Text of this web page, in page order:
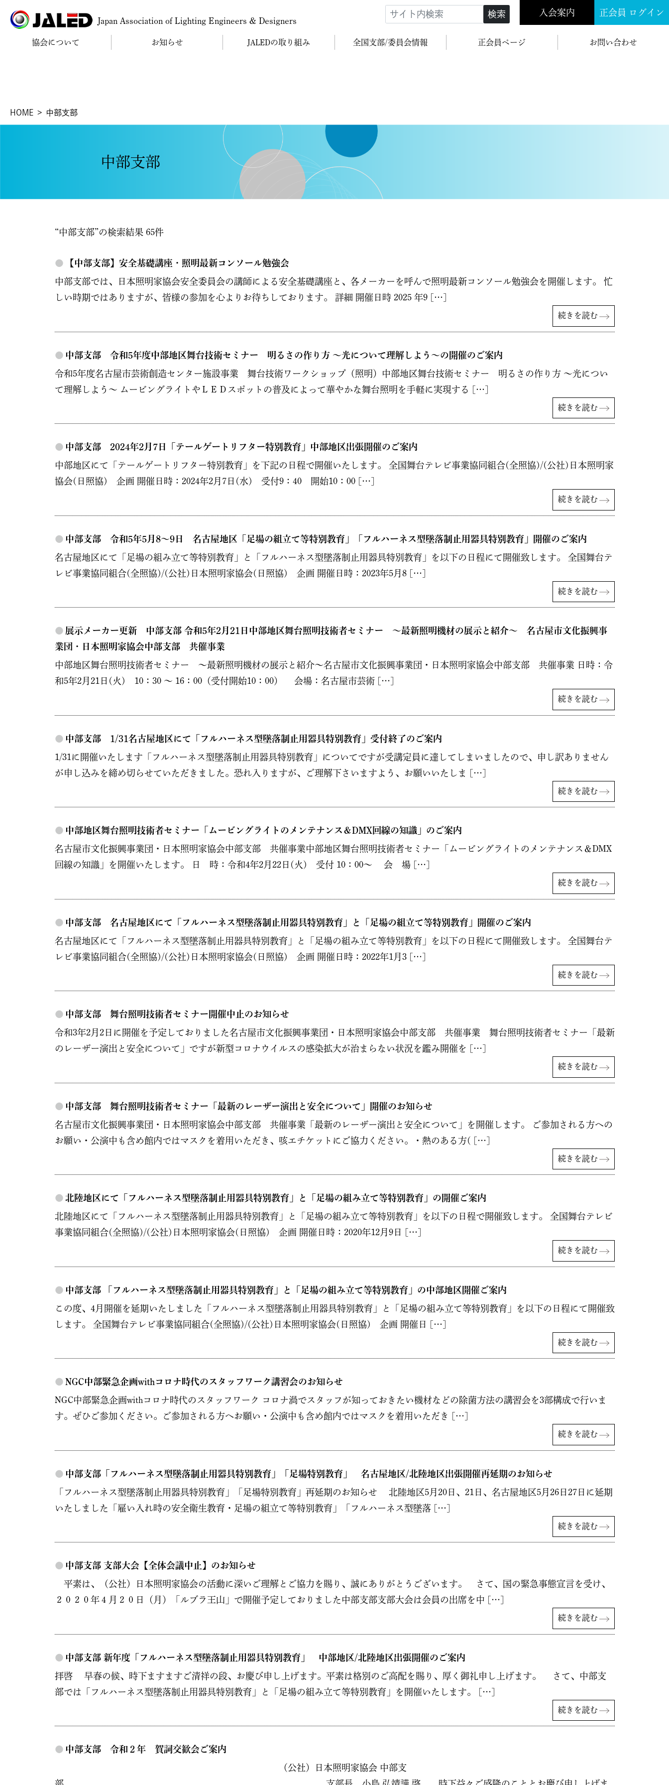
Japan Association of Lighting Engineers & Designers
検索 入会案内 正会員 ログイン
協会について お知らせ JALEDの取り組み 全国支部/委員会情報 正会員ページ お問い合わせ
HOME 中部支部
中部支部
“中部支部”の検索結果 65件
● 【中部支部】安全基礎講座・照明最新コンソール勉強会
中部支部では、日本照明家協会安全委員会の講師による安全基礎講座と、各メーカーを呼んで照明最新コンソール勉強会を開催します。 忙
しい時期ではありますが、皆様の参加を心よりお待ちしております。 詳細 開催日時 2025 年9 […]
続きを読む
● 中部支部 令和5年度中部地区舞台技術セミナー 明るさの作り方 ～光について理解しよう～の開催のご案内
令和5年度名古屋市芸術創造センター施設事業 舞台技術ワークショップ（照明）中部地区舞台技術セミナー 明るさの作り方 ～光につい
て理解しよう～ ムービングライトやＬＥＤスポットの普及によって華やかな舞台照明を手軽に実現する […]
続きを読む
● 中部支部 2024年2月7日「テールゲートリフター特別教育」中部地区出張開催のご案内
中部地区にて「テールゲートリフター特別教育」を下記の日程で開催いたします。 全国舞台テレビ事業協同組合(全照協)/(公社)日本照明家
協会(日照協) 企画 開催日時：2024年2月7日(水) 受付9：40 開始10：00 […]
続きを読む
● 中部支部 令和5年5月8～9日 名古屋地区「足場の組立て等特別教育」「フルハーネス型墜落制止用器具特別教育」開催のご案内
名古屋地区にて「足場の組み立て等特別教育」と「フルハーネス型墜落制止用器具特別教育」を以下の日程にて開催致します。 全国舞台テ
レビ事業協同組合(全照協)/(公社)日本照明家協会(日照協) 企画 開催日時：2023年5月8 […]
続きを読む
● 展示メーカー更新 中部支部 令和5年2月21日中部地区舞台照明技術者セミナー ～最新照明機材の展示と紹介～ 名古屋市文化振興事
業団・日本照明家協会中部支部 共催事業
中部地区舞台照明技術者セミナー ～最新照明機材の展示と紹介～名古屋市文化振興事業団・日本照明家協会中部支部 共催事業 日時：令
和5年2月21日(火) 10：30 ～ 16：00（受付開始10：00） 会場：名古屋市芸術 […]
続きを読む
● 中部支部 1/31名古屋地区にて「フルハーネス型墜落制止用器具特別教育」受付終了のご案内
1/31に開催いたします「フルハーネス型墜落制止用器具特別教育」についてですが受講定員に達してしまいましたので、申し訳ありません
が申し込みを締め切らせていただきました。恐れ入りますが、ご理解下さいますよう、お願いいたしま […]
続きを読む
● 中部地区舞台照明技術者セミナー「ムービングライトのメンテナンス＆DMX回線の知識」のご案内
名古屋市文化振興事業団・日本照明家協会中部支部 共催事業中部地区舞台照明技術者セミナー「ムービングライトのメンテナンス＆DMX
回線の知識」を開催いたします。 日 時：令和4年2月22日(火) 受付 10：00～ 会 場 […]
続きを読む
● 中部支部 名古屋地区にて「フルハーネス型墜落制止用器具特別教育」と「足場の組立て等特別教育」開催のご案内
名古屋地区にて「フルハーネス型墜落制止用器具特別教育」と「足場の組み立て等特別教育」を以下の日程にて開催致します。 全国舞台テ
レビ事業協同組合(全照協)/(公社)日本照明家協会(日照協) 企画 開催日時：2022年1月3 […]
続きを読む
● 中部支部 舞台照明技術者セミナー開催中止のお知らせ
令和3年2月2日に開催を予定しておりました名古屋市文化振興事業団・日本照明家協会中部支部 共催事業 舞台照明技術者セミナー「最新
のレーザー演出と安全について」ですが新型コロナウイルスの感染拡大が治まらない状況を鑑み開催を […]
続きを読む
● 中部支部 舞台照明技術者セミナー「最新のレーザー演出と安全について」開催のお知らせ
名古屋市文化振興事業団・日本照明家協会中部支部 共催事業「最新のレーザー演出と安全について」を開催します。 ご参加される方への
お願い・公演中も含め館内ではマスクを着用いただき、咳エチケットにご協力ください。・熱のある方( […]
続きを読む
● 北陸地区にて「フルハーネス型墜落制止用器具特別教育」と「足場の組み立て等特別教育」の開催ご案内
北陸地区にて「フルハーネス型墜落制止用器具特別教育」と「足場の組み立て等特別教育」を以下の日程で開催致します。 全国舞台テレビ
事業協同組合(全照協)/(公社)日本照明家協会(日照協) 企画 開催日時：2020年12月9日 […]
続きを読む
● 中部支部 「フルハーネス型墜落制止用器具特別教育」と「足場の組み立て等特別教育」の中部地区開催ご案内
この度、4月開催を延期いたしました「フルハーネス型墜落制止用器具特別教育」と「足場の組み立て等特別教育」を以下の日程にて開催致
します。 全国舞台テレビ事業協同組合(全照協)/(公社)日本照明家協会(日照協) 企画 開催日 […]
続きを読む
● NGC中部緊急企画withコロナ時代のスタッフワーク講習会のお知らせ
NGC中部緊急企画withコロナ時代のスタッフワーク コロナ渦でスタッフが知っておきたい機材などの除菌方法の講習会を3部構成で行いま
す。ぜひご参加ください。ご参加される方へお願い・公演中も含め館内ではマスクを着用いただき […]
続きを読む
● 中部支部「フルハーネス型墜落制止用器具特別教育」「足場特別教育」 名古屋地区/北陸地区出張開催再延期のお知らせ
「フルハーネス型墜落制止用器具特別教育」「足場特別教育」再延期のお知らせ 北陸地区5月20日、21日、名古屋地区5月26日27日に延期
いたしました「雇い入れ時の安全衛生教育・足場の組立て等特別教育」「フルハーネス型墜落 […]
続きを読む
● 中部支部 支部大会【全体会議中止】のお知らせ
平素は、（公社）日本照明家協会の活動に深いご理解とご協力を賜り、誠にありがとうございます。 さて、国の緊急事態宣言を受け、
２０２０年４月２０日（月）「ルブラ王山」で開催予定しておりました中部支部支部大会は会員の出席を中 […]
続きを読む
● 中部支部 新年度「フルハーネス型墜落制止用器具特別教育」 中部地区/北陸地区出張開催のご案内
拝啓 早春の候、時下ますますご清祥の段、お慶び申し上げます。平素は格別のご高配を賜り、厚く御礼申し上げます。 さて、中部支
部では「フルハーネス型墜落制止用器具特別教育」と「足場の組み立て等特別教育」を開催いたします。 […]
続きを読む
● 中部支部 令和２年 賀詞交歓会ご案内
（公社）日本照明家協会 中部支